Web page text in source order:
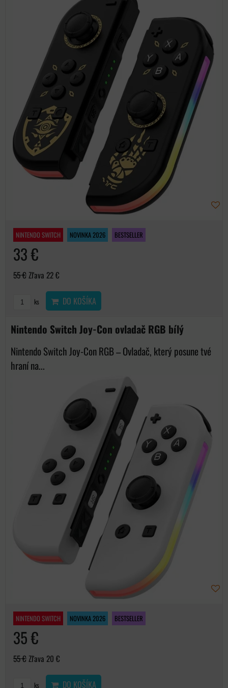
NINTENDO SWITCH NOVINKA 2026 BESTSELLER
33 €
55 € Zľava 22 €
ks DO KOŠÍKA
Nintendo Switch Joy-Con ovladač RGB bílý
Nintendo Switch Joy-Con RGB – Ovladač, který posune tvé
hraní na...
NINTENDO SWITCH NOVINKA 2026 BESTSELLER
35 €
55 € Zľava 20 €
ks DO KOŠÍKA